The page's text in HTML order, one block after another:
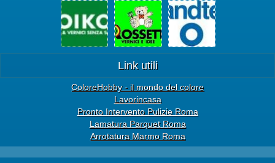
Link utili
ColoreHobby - il mondo del colore
Lavorincasa
Pronto Intervento Pulizie Roma
Lamatura Parquet Roma
Arrotatura Marmo Roma